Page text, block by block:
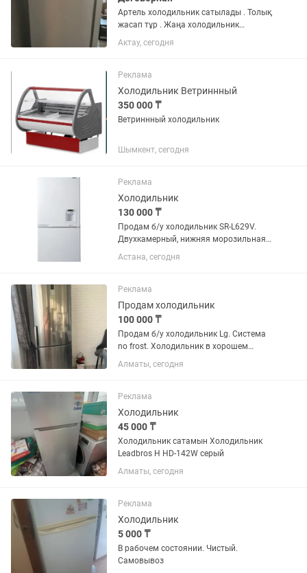
Артель холодильник сатылады . Толық
жасап тұр . Жаңа холодильник
сыйлыққа келуіне байланысты .
Актау, сегодня
Реклама
Холодильник Ветриннный
350 000 ₸
Ветриннный холодильник
Шымкент, сегодня
Реклама
Холодильник
130 000 ₸
Продам б/у холодильник SR-L629V.
Двухкамерный, нижняя морозильная
камера, система No Frost (не требует
разморозки). Высота 179 см, ширина
диспенсер для охлаждения...
Астана, сегодня
Реклама
Продам холодильник
100 000 ₸
Продам б/у холодильник Lg. Система
no frost. Холодильник в хорошем
состоянии. Торг имеется
Алматы, сегодня
Реклама
Холодильник
45 000 ₸
Холодильник сатамын Холодильник
Leadbros H HD-142W серый
Алматы, сегодня
Реклама
Холодильник
5 000 ₸
В рабочем состоянии. Чистый.
Самовывоз